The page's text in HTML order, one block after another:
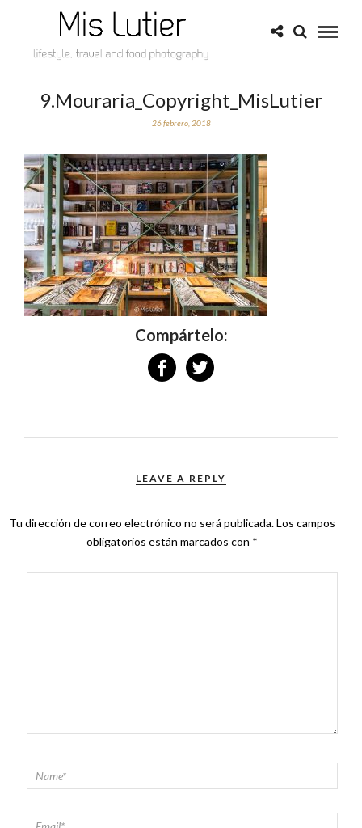
9.Mouraria_Copyright_MisLutier
26 febrero, 2018
Compártelo:
LEAVE A REPLY
Tu dirección de correo electrónico no será publicada.Los campos
obligatorios están marcados con *